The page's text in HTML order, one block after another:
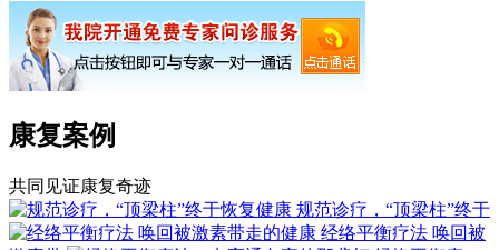
康复案例
共同见证康复奇迹
规范诊疗，“顶梁柱”终于
经络平衡疗法 唤回被